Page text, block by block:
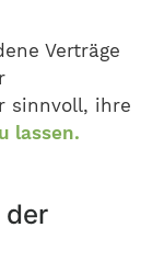
Verträge
sinnvoll, ihre
lassen.
der